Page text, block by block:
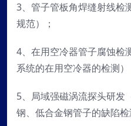
3、管子管板角焊缝射线检
规范）；
4、在用空冷器管子腐蚀检
系统的在用空冷器的检测）
5、局域强磁涡流探头研发
钢、低合金钢管子的缺陷检